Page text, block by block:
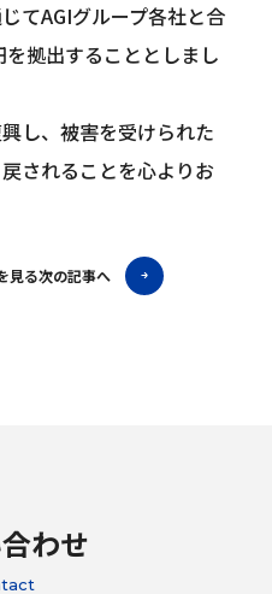
てAGIグループ各社と合
拠出することとしまし
し、被害を受けられた
されることを心よりお
見る次の記事へ
わせ